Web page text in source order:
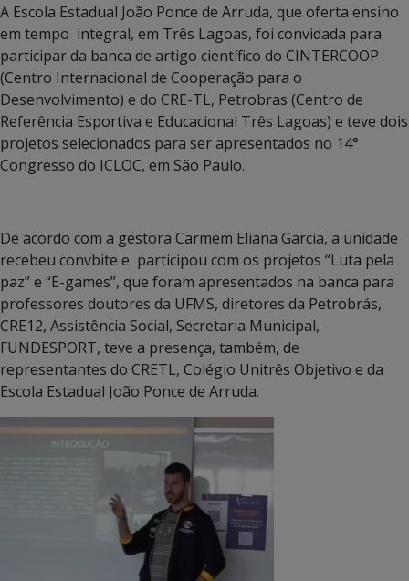
A Escola Estadual João Ponce de Arruda, que oferta ensino
em tempo integral, em Três Lagoas, foi convidada para
participar da banca de artigo científico do CINTERCOOP
(Centro Internacional de Cooperação para o
Desenvolvimento) e do CRE-TL, Petrobras (Centro de
Referência Esportiva e Educacional Três Lagoas) e teve dois
projetos selecionados para ser apresentados no 14°
Congresso do ICLOC, em São Paulo.
De acordo com a gestora Carmem Eliana Garcia, a unidade
recebeu convbite e participou com os projetos “Luta pela
paz” e “E-games”, que foram apresentados na banca para
professores doutores da UFMS, diretores da Petrobrás,
CRE12, Assistência Social, Secretaria Municipal,
FUNDESPORT, teve a presença, também, de
representantes do CRETL, Colégio Unitrês Objetivo e da
Escola Estadual João Ponce de Arruda.